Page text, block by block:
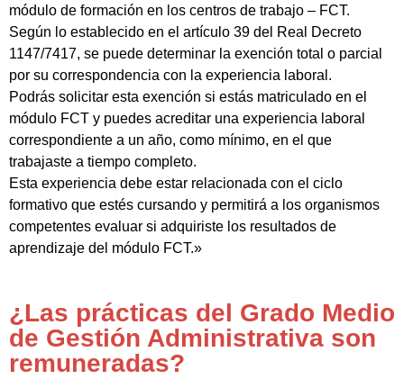
módulo de formación en los centros de trabajo – FCT.
Según lo establecido en el artículo 39 del Real Decreto
1147/7417, se puede determinar la exención total o parcial
por su correspondencia con la experiencia laboral.
Podrás solicitar esta exención si estás matriculado en el
módulo FCT y puedes acreditar una experiencia laboral
correspondiente a un año, como mínimo, en el que
trabajaste a tiempo completo.
Esta experiencia debe estar relacionada con el ciclo
formativo que estés cursando y permitirá a los organismos
competentes evaluar si adquiriste los resultados de
aprendizaje del módulo FCT.»
¿Las prácticas del Grado Medio
de Gestión Administrativa son
remuneradas?